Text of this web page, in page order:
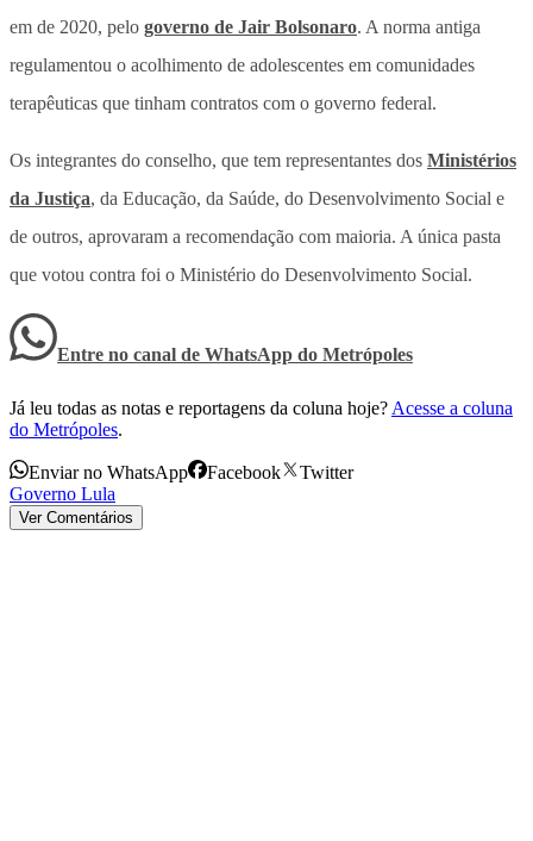
em de 2020, pelo governo de Jair Bolsonaro. A norma antiga
regulamentou o acolhimento de adolescentes em comunidades
terapêuticas que tinham contratos com o governo federal.
Os integrantes do conselho, que tem representantes dos Ministérios
da Justiça, da Educação, da Saúde, do Desenvolvimento Social e
de outros, aprovaram a recomendação com maioria. A única pasta
que votou contra foi o Ministério do Desenvolvimento Social.
Entre no canal de WhatsApp do Metrópoles
Já leu todas as notas e reportagens da coluna hoje? Acesse a coluna
do Metrópoles.
Enviar no WhatsApp Facebook
Twitter
Governo Lula
Ver Comentários